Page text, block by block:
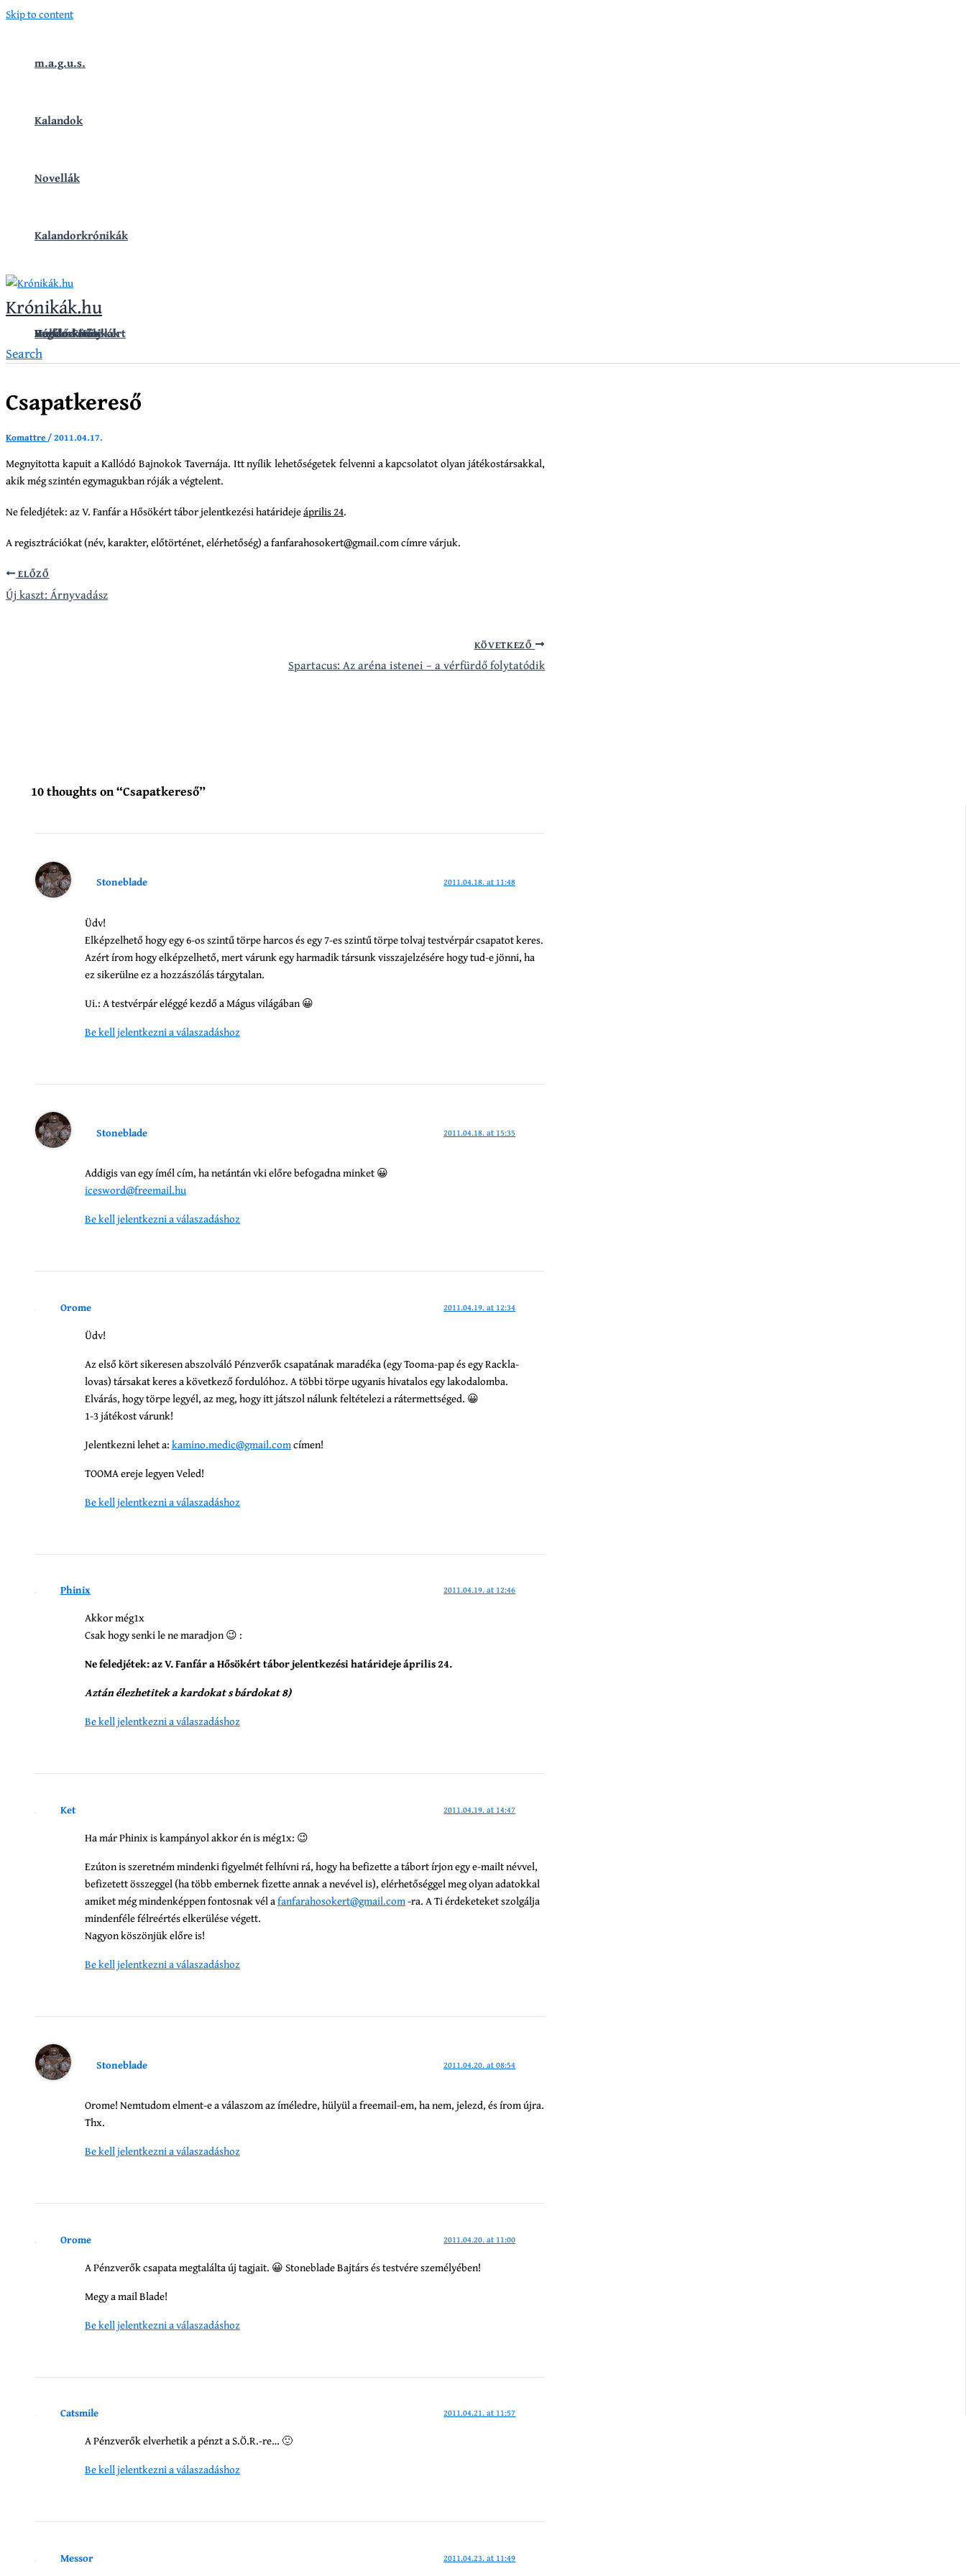
Skip to content
m.a.g.u.s.
Kalandok
Novellák
Kalandorkrónikák
Krónikák.hu
Vándorkrónikák
Hullámkirály
Regélő Főnix
Fanfár a Hősökért
Search
Csapatkereső
Komattre /2011.04.17.
Megnyitotta kapuit a Kallódó Bajnokok Tavernája. Itt nyílik lehetőségetek felvenni a kapcsolatot olyan játékostársakkal,
akik még szintén egymagukban róják a végtelent.
Ne feledjétek: az V. Fanfár a Hősökért tábor jelentkezési határidejeáprilis 24.
A regisztrációkat (név, karakter, előtörténet, elérhetőség) a fanfarahosokert@gmail.com címre várjuk.
ELŐZŐ
Új kaszt: Árnyvadász
KÖVETKEZŐ
Spartacus: Az aréna istenei – a vérfürdő folytatódik
10 thoughts on “Csapatkereső”
Stoneblade 2011.04.18. at 11:48
Üdv!
Elképzelhető hogy egy 6-os szintű törpe harcos és egy 7-es szintű törpe tolvaj testvérpár csapatot keres.
Azért írom hogy elképzelhető, mert várunk egy harmadik társunk visszajelzésére hogy tud-e jönni, ha
ez sikerülne ez a hozzászólás tárgytalan.
Ui.: A testvérpár eléggé kezdő a Mágus világában 😀
Be kell jelentkezni a válaszadáshoz
Stoneblade 2011.04.18. at 15:35
Addigis van egy ímél cím, ha netántán vki előre befogadna minket 😀
icesword@freemail.hu
Be kell jelentkezni a válaszadáshoz
Orome 2011.04.19. at 12:34
Üdv!
Az első kört sikeresen abszolváló Pénzverők csapatának maradéka (egy Tooma-pap és egy Rackla-
lovas) társakat keres a következő fordulóhoz. A többi törpe ugyanis hivatalos egy lakodalomba.
Elvárás, hogy törpe legyél, az meg, hogy itt játszol nálunk feltételezi a rátermettséged. 😀
1-3 játékost várunk!
Jelentkezni lehet a:kamino.medic@gmail.comcímen!
TOOMA ereje legyen Veled!
Be kell jelentkezni a válaszadáshoz
Phinix 2011.04.19. at 12:46
Akkor még1x
Csak hogy senki le ne maradjon 😉 :
Ne feledjétek: az V. Fanfár a Hősökért tábor jelentkezési határideje április 24.
Aztán élezhetitek a kardokat s bárdokat 8)
Be kell jelentkezni a válaszadáshoz
Ket 2011.04.19. at 14:47
Ha már Phinix is kampányol akkor én is még1x: 😉
Ezúton is szeretném mindenki figyelmét felhívni rá, hogy ha befizette a tábort írjon egy e-mailt névvel,
befizetett összeggel (ha több embernek fizette annak a nevével is), elérhetőséggel meg olyan adatokkal
amiket még mindenképpen fontosnak vél afanfarahosokert@gmail.com-ra. A Ti érdeketeket szolgálja
mindenféle félreértés elkerülése végett.
Nagyon köszönjük előre is!
Be kell jelentkezni a válaszadáshoz
Stoneblade 2011.04.20. at 08:54
Orome! Nemtudom elment-e a válaszom az íméledre, hülyül a freemail-em, ha nem, jelezd, és írom újra.
Thx.
Be kell jelentkezni a válaszadáshoz
Orome 2011.04.20. at 11:00
A Pénzverők csapata megtalálta új tagjait. 😀 Stoneblade Bajtárs és testvére személyében!
Megy a mail Blade!
Be kell jelentkezni a válaszadáshoz
Catsmile 2011.04.21. at 11:57
A Pénzverők elverhetik a pénzt a S.Ö.R.-re… 🙂
Be kell jelentkezni a válaszadáshoz
Messor 2011.04.23. at 11:49